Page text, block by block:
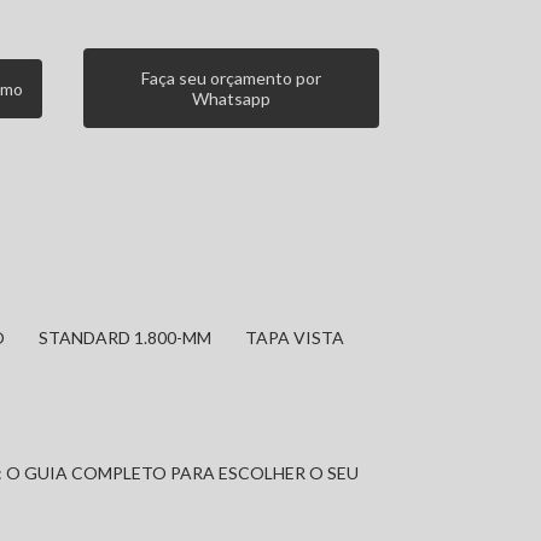
Faça seu orçamento por
Whatsapp
STANDARD 1.800-MM TAPA VISTA
GUIA COMPLETO PARA ESCOLHER O SEU